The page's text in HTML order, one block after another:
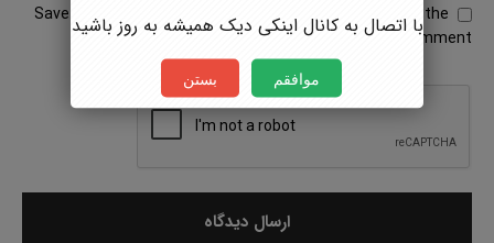
Save my name, email, and website in this browser for the
next time I comment.
با اتصال به کانال اینکی دیک همیشه به روز باشید
موافقم بستن